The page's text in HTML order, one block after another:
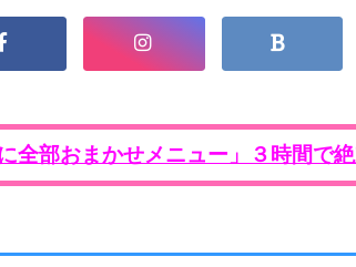
全部おまかせメニュー」３時間で